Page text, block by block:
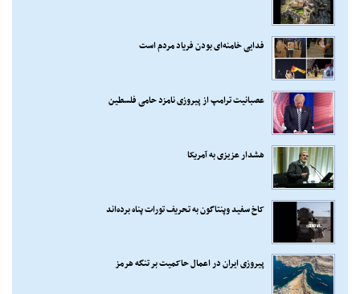
فدایی خامنه‌ای بودن فریاد مردم است
عصبانیت ترامپ از پیروزی نامزد حامی فلسطین
هشدار عزیزی به آمریکا
کاخ سفید وپنتاگون به تحریف تورات پناه برده‌اند
پیروزی ایران در اعمال حاکمیت بر تنگه هرمز